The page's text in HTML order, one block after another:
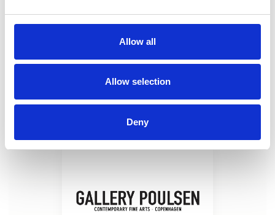
Allow all
Allow selection
Deny
Eventet udbydes af: